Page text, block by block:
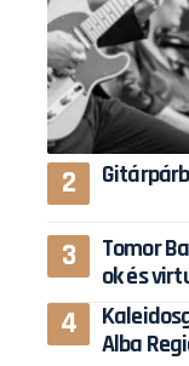
Tomor
ok és
Alba